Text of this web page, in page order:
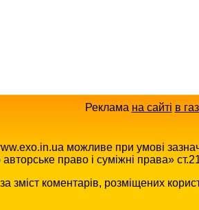
Реклама на сайті в
можливе при умові
право і суміжні права»
зміст коментарів, розміщених